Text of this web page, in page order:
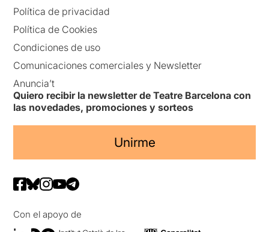
Política de privacidad
Política de Cookies
Condiciones de uso
Comunicaciones comerciales y Newsletter
Anuncia’t
Quiero recibir la newsletter de Teatre Barcelona con
las novedades, promociones y sorteos
Unirme
Con el apoyo de